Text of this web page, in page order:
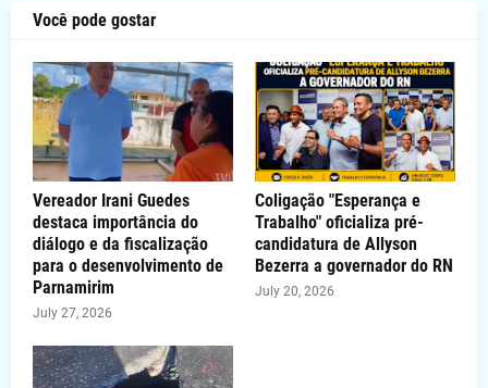
Você pode gostar
Vereador Irani Guedes
destaca importância do
diálogo e da fiscalização
para o desenvolvimento de
Parnamirim
July 27, 2026
Coligação "Esperança e
Trabalho" oficializa pré-
candidatura de Allyson
Bezerra a governador do RN
July 20, 2026